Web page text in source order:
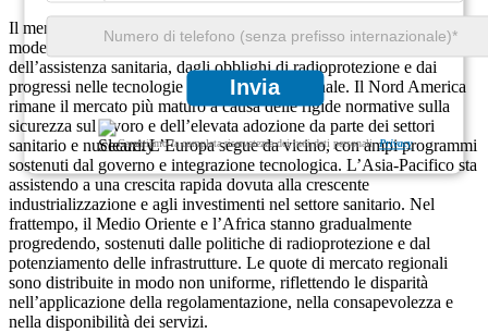
Invia
Garantiamo la completa riservatezza dei tuoi dati personali.Privacy
Il mercato globale dei servizi di dosimetria badge dimostra diversi
modelli di crescita tra le regioni, guidati dall’espansione
dell’assistenza sanitaria, dagli obblighi di radioprotezione e dai
progressi nelle tecnologie di dosimetria personale. Il Nord America
rimane il mercato più maturo a causa delle rigide normative sulla
sicurezza sul lavoro e dell’elevata adozione da parte dei settori
sanitario e nucleare. L’Europa segue da vicino, con ampi programmi
sostenuti dal governo e integrazione tecnologica. L’Asia-Pacifico sta
assistendo a una crescita rapida dovuta alla crescente
industrializzazione e agli investimenti nel settore sanitario. Nel
frattempo, il Medio Oriente e l’Africa stanno gradualmente
progredendo, sostenuti dalle politiche di radioprotezione e dal
potenziamento delle infrastrutture. Le quote di mercato regionali
sono distribuite in modo non uniforme, riflettendo le disparità
nell’applicazione della regolamentazione, nella consapevolezza e
nella disponibilità dei servizi.